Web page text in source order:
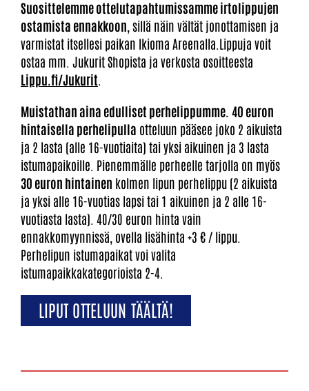
Suosittelemme ottelutapahtumissammeirtolippujen
ostamista ennakkoon , sillä näin vältät jonottamisen ja
varmistat itsellesi paikan Ikioma Areenalla.Lippuja voit
ostaa mm. Jukurit Shopista ja verkosta osoitteesta
Lippu.fi/Jukurit
Muistathan aina edulliset perhelippumme. 40 euron
hintaisella perhelipulla otteluun pääsee joko 2 aikuista
ja 2 lasta (alle 16-vuotiaita) tai yksi aikuinen ja 3 lasta
istumapaikoille. Pienemmälle perheelle tarjolla on myös
30 euron hintainen kolmen lipun perhelippu (2 aikuista
ja yksi alle 16-vuotias lapsi tai 1 aikuinen ja 2 alle 16-
vuotiasta lasta). 40/30 euron hinta vain
ennakkomyynnissä, ovella lisähinta +3 € / lippu.
Perhelipun istumapaikat voi valita
istumapaikkakategorioista 2-4.
LIPUT OTTELUUN TÄÄLTÄ!